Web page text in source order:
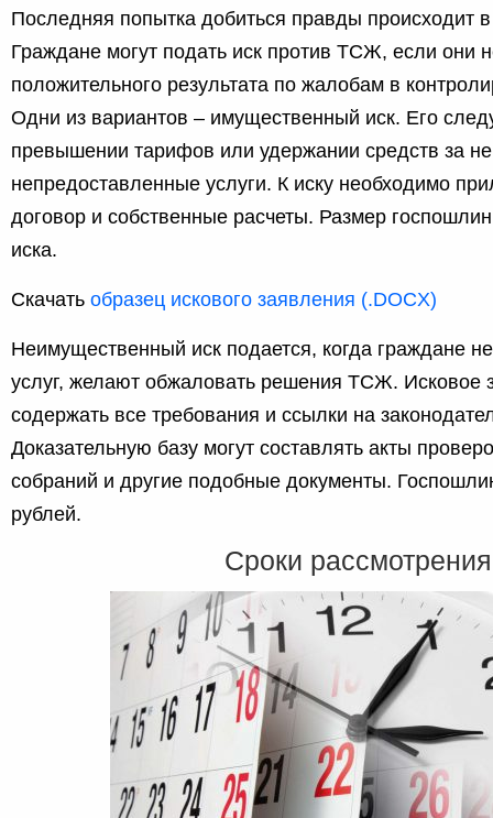
Последняя попытка добиться правды происходит
Граждане могут подать иск против ТСЖ, если они
положительного результата по жалобам в
Одни из вариантов – имущественный иск. Его
превышении тарифов или удержании средств за
непредоставленные услуги. К иску необходимо
договор и собственные расчеты. Размер
иска.
Скачать образец искового заявления (.DOCX)
Неимущественный иск подается, когда граждане
услуг, желают обжаловать решения ТСЖ. Исковое
содержать все требования и ссылки на
Доказательную базу могут составлять акты
собраний и другие подобные документы.
рублей.
Сроки рассмотрения